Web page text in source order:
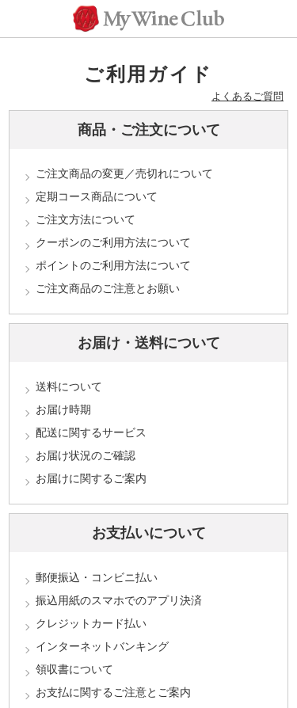
ご利用ガイド
よくあるご質問
商品・ご注文について
ご注文商品の変更／売切れについて
定期コース商品について
ご注文方法について
クーポンのご利用方法について
ポイントのご利用方法について
ご注文商品のご注意とお願い
お届け・送料について
送料について
お届け時期
配送に関するサービス
お届け状況のご確認
お届けに関するご案内
お支払いについて
郵便振込・コンビニ払い
振込用紙のスマホでのアプリ決済
クレジットカード払い
インターネットバンキング
領収書について
お支払に関するご注意とご案内